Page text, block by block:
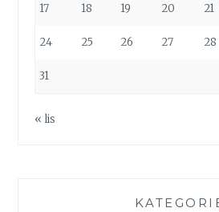
17 18 19 20 21
24 25 26 27 28
31
« lis